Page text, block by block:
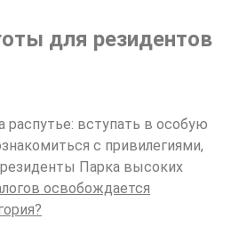
для резидентов
распутье: вступать в особую
с привилегиями,
Парка высоких
освобождается